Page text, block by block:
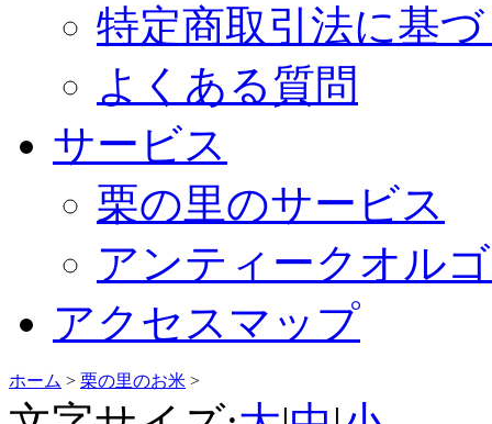
特定商取引法に基
よくある質問
サービス
栗の里のサービス
アンティークオル
アクセスマップ
ホーム > 栗の里のお米 >